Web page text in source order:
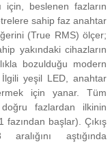
için, beslenen fazların
sahip faz anahtar
(True RMS) ölçer;
yakındaki cihazların
bozulduğu modern
İlgili yeşil LED, anahtar
için yanar. Tüm
doğru fazlardan ilkinin
fazından başlar). Çıkış
aştığında